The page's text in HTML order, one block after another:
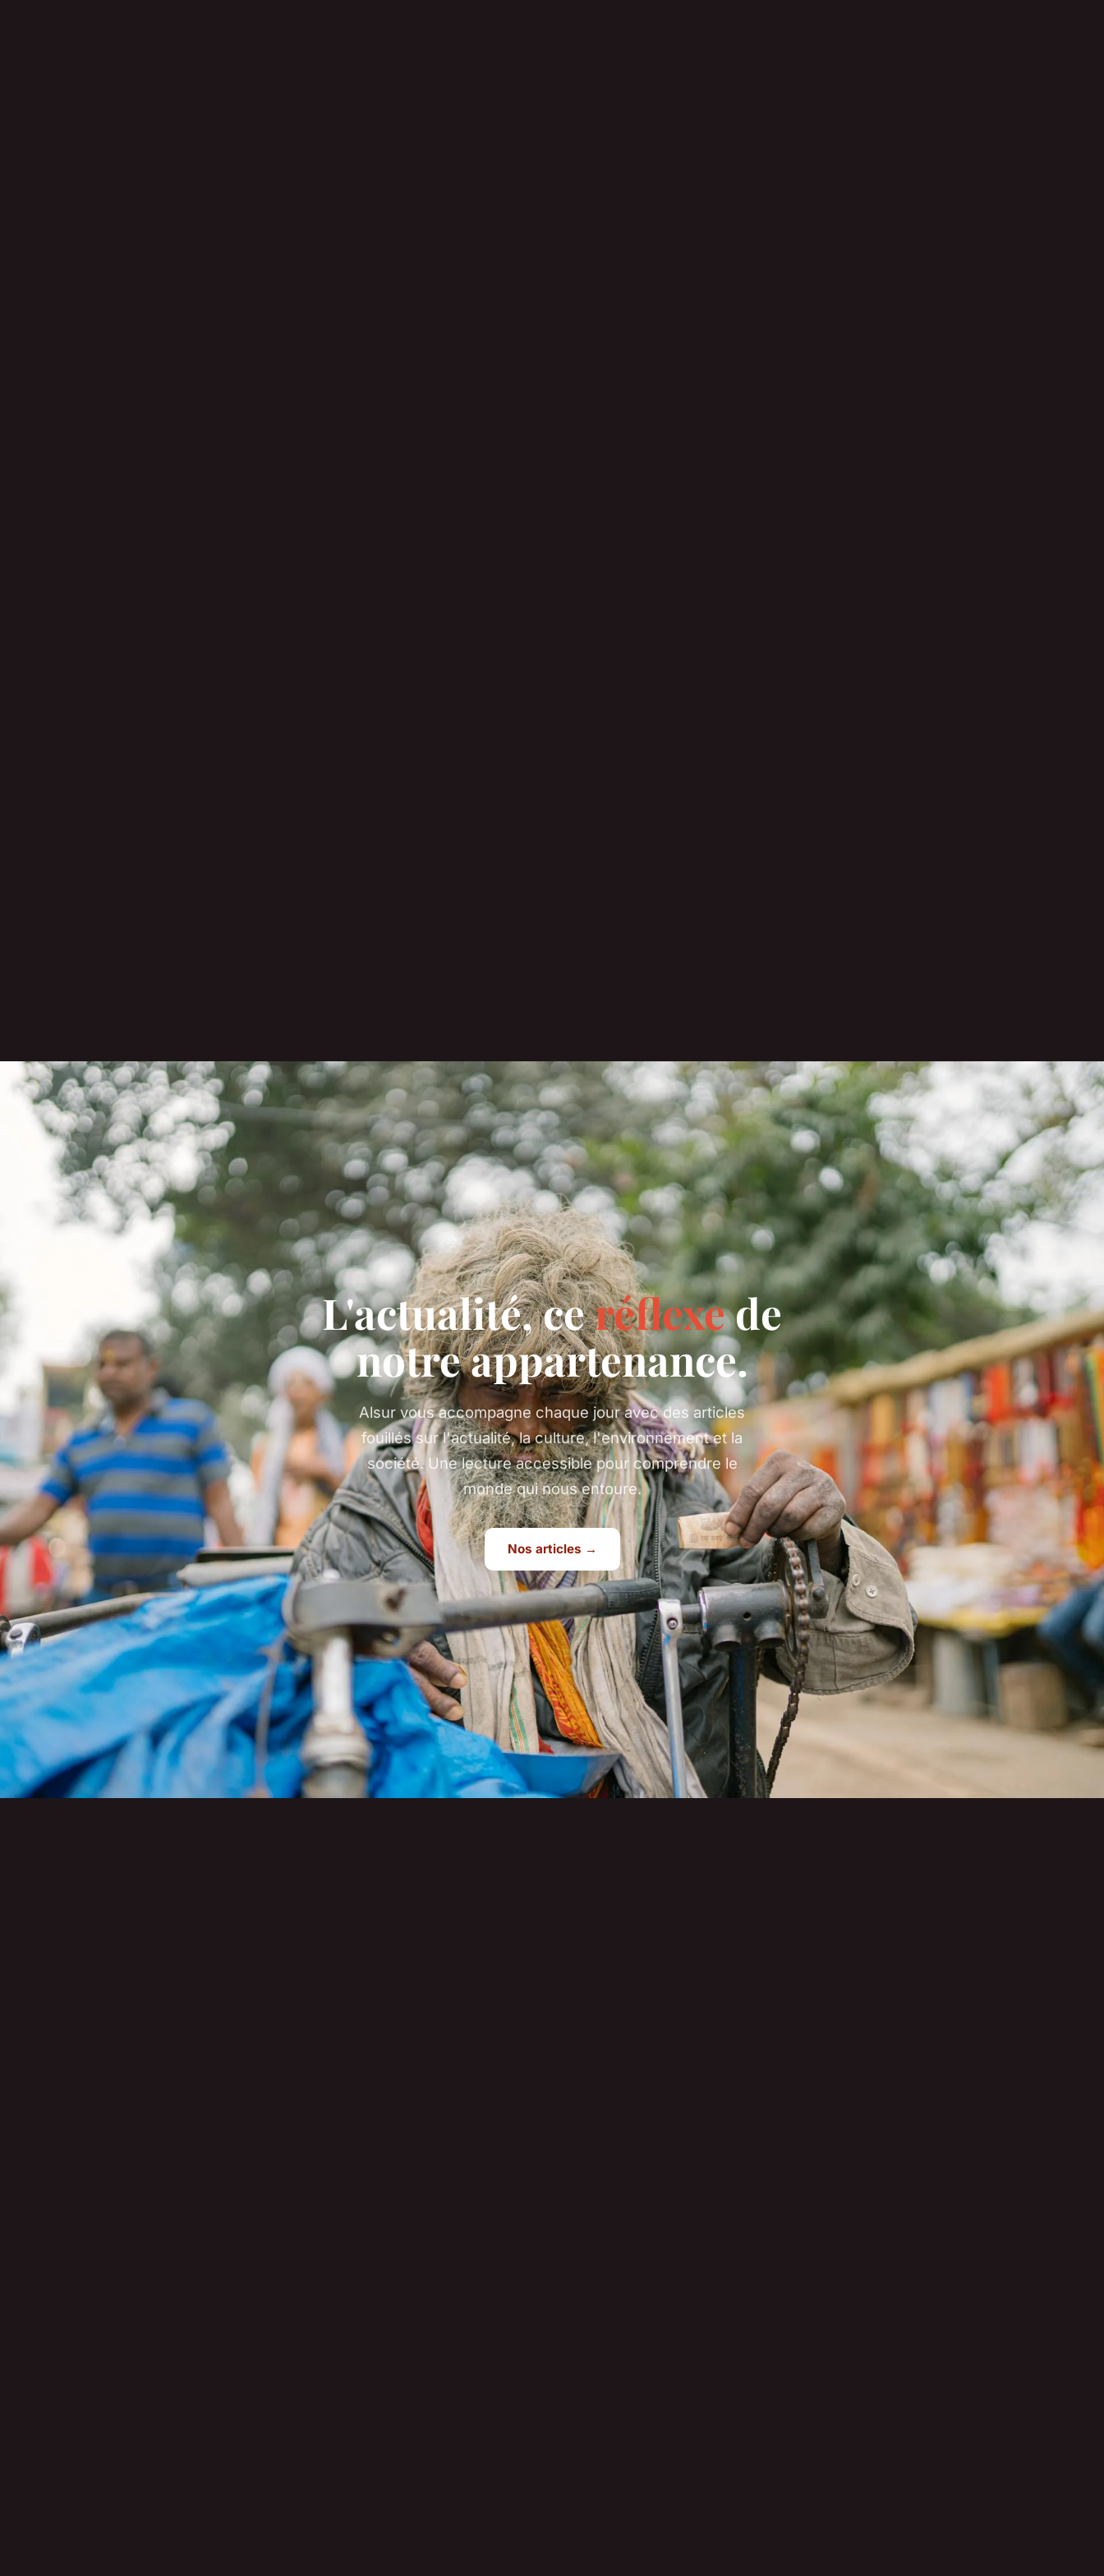
L'actualité, ceréflexede
notre appartenance.
Alsur vous accompagne chaque jour avec des articles
fouillés sur l'actualité, la culture, l'environnement et la
société. Une lecture accessible pour comprendre le
monde qui nous entoure.
Nos articles →